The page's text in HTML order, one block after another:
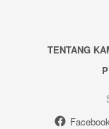
TENTANG
Facebook